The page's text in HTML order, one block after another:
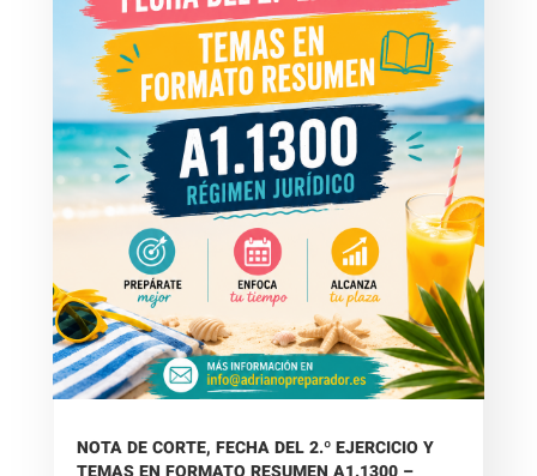
NOTA DE CORTE, FECHA DEL 2.º EJERCICIO Y